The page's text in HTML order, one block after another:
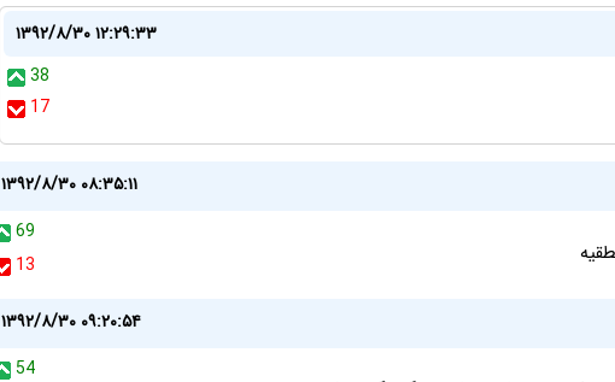
۱۳۹۲/۸/۳۰ ۱۲:۲۹:۳۳
38
17
۱۳۹۲/۸/۳۰ ۰۸:۳۵:۱۱
69
13
۱۳۹۲/۸/۳۰ ۰۹:۲۰:۵۴
54